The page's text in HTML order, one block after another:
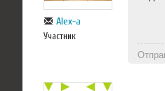
Alex-a
Участник